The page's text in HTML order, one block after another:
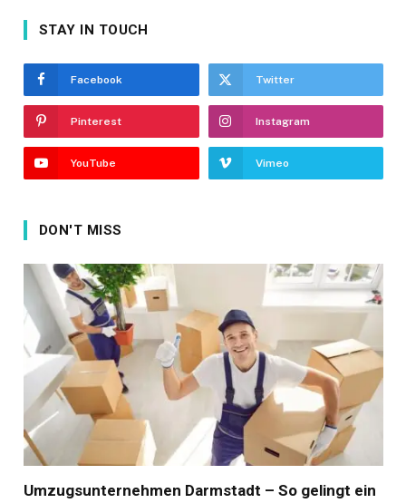
STAY IN TOUCH
Facebook Twitter
Pinterest Instagram
YouTube Vimeo
DON'T MISS
Umzugsunternehmen Darmstadt – So gelingt ein